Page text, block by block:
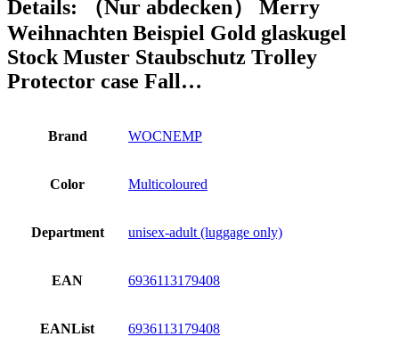
Details:
（Nur abdecken） Merry
Weihnachten Beispiel Gold glaskugel
Stock Muster Staubschutz Trolley
Protector case Fall…
Brand WOCNEMP
Color Multicoloured
Department unisex-adult (luggage only)
EAN 6936113179408
EANList 6936113179408